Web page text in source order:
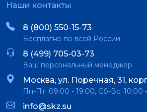
Наши контакты
8 (800) 550-15-73
Бесплатно по всей России
8 (499) 705-03-73
Ваш персональный менеджер
Москва, ул. Поречная, 31,
Пн-Пт: 09:00 - 19:00, Сб-Вс: 10:00
info@skz.su